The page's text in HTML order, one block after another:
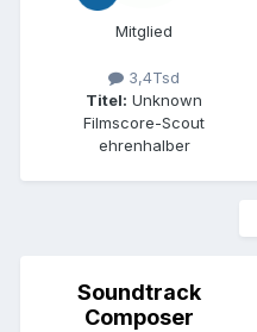
Mitglied
3,4Tsd
Titel: Unknown
Filmscore-Scout
ehrenhalber
Soundtrack
Composer